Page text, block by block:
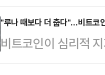
부서울청사에서 긴
촉발시키는 원인이
국회에서 기자회견
선 중진인 김 의원은
봉장이 되…
대 130만명의 임시
판결은 당장 아이티
부가 다른 국가 출신
는 점에서 파장이 예
"루나 때보다 더 춥다"…비트코
비트코인이 심리적
감은 좀처럼 가라앉